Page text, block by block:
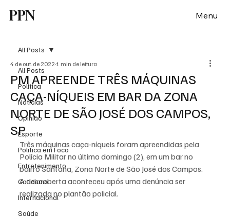
PPN Menu
All Posts
Política
Notícias
Opinião
Esporte
Politica em Foco
Entretenimento
Cotidiano
Internacional
Saúde
All Posts
PM APREENDE TRÊS MÁQUINAS
CAÇA-NÍQUEIS EM BAR DA ZONA
NORTE DE SÃO JOSÉ DOS CAMPOS,
SP
4 de out. de 2022 1 min de leitura
Três máquinas caça-níqueis foram apreendidas pela
Polícia Militar no último domingo (2), em um bar no
bairro Santana, Zona Norte de São José dos Campos.
A descoberta aconteceu após uma denúncia ser
realizada no plantão policial.